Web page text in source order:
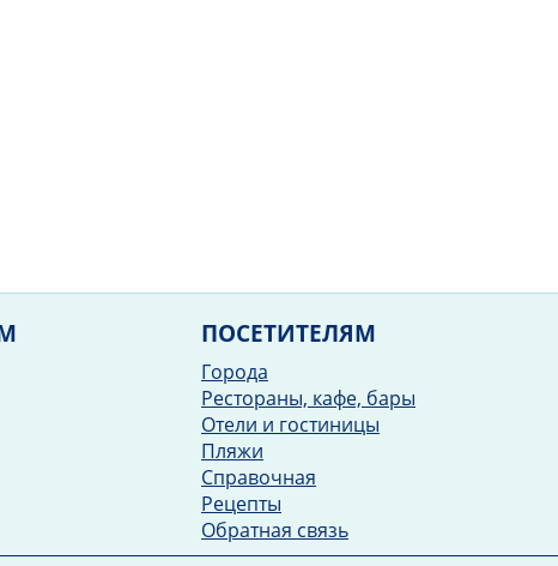
ПОСЕТИТЕЛЯМ
Города
Рестораны, кафе, бары
Отели и гостиницы
Пляжи
Справочная
Рецепты
Обратная связь